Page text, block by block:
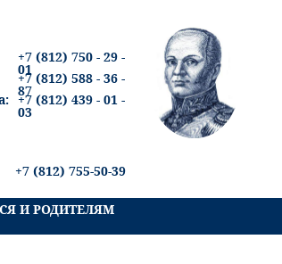
+7 (812) 750 - 29 -
01
+7 (812) 588 - 36 -
87
+7 (812) 439 - 01 -
03
+7 (812) 755-50-39
И РОДИТЕЛЯМ